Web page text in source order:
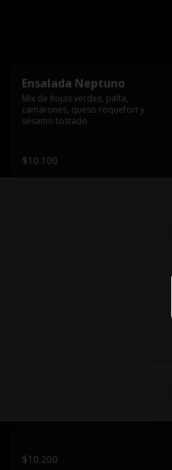
Ensalada Neptuno
Mix de hojas verdes, palta,
camarones, queso roquefort y
sésamo tostado.
$10.100
$10.200